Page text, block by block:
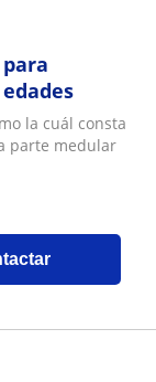
la cuál consta
parte medular